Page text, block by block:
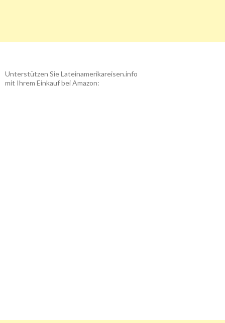
Unterstützen Sie Lateinamerikareisen.info
mit Ihrem Einkauf bei Amazon: